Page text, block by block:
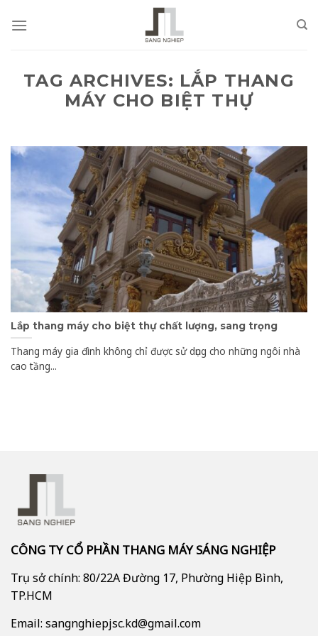
TAG ARCHIVES: LẮP THANG
MÁY CHO BIỆT THỰ
Lắp thang máy cho biệt thự chất lượng, sang trọng
Thang máy gia đình không chỉ được sử dụng cho những ngôi nhà
cao tầng...
CÔNG TY CỔ PHẦN THANG MÁY SÁNG NGHIỆP
Trụ sở chính: 80/22A Đường 17, Phường Hiệp Bình,
TP.HCM
Email: sangnghiepjsc.kd@gmail.com